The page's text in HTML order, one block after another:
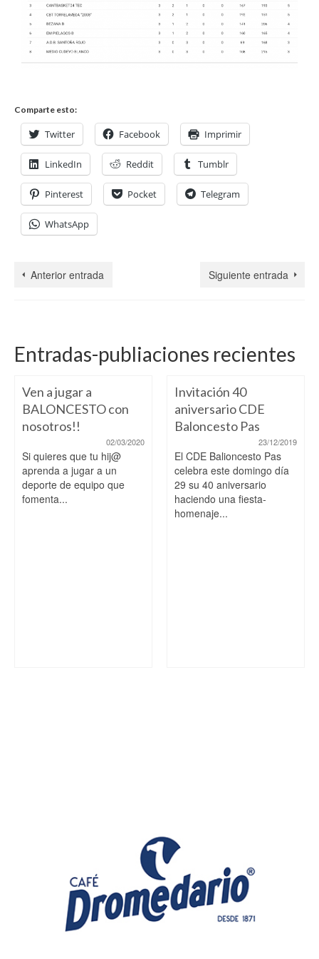
Comparte esto:
Twitter Facebook Imprimir
LinkedIn Reddit Tumblr
Pinterest Pocket Telegram
WhatsApp
Anterior entrada Siguiente entrada
Entradas-publiaciones recientes
Ven a jugar a
BALONCESTO con
nosotros!!
02/03/2020
Si quieres que tu hij@
aprenda a jugar a un
deporte de equipo que
fomenta...
Invitación 40
aniversario CDE
Baloncesto Pas
23/12/2019
El CDE Balioncesto Pas
celebra este domingo día
29 su 40 aniversario
haciendo una fiesta-
homenaje...